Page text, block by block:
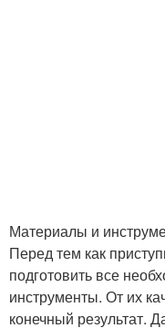
Материалы и
Перед тем как
подготовить все
инструменты. От их
конечный результат.